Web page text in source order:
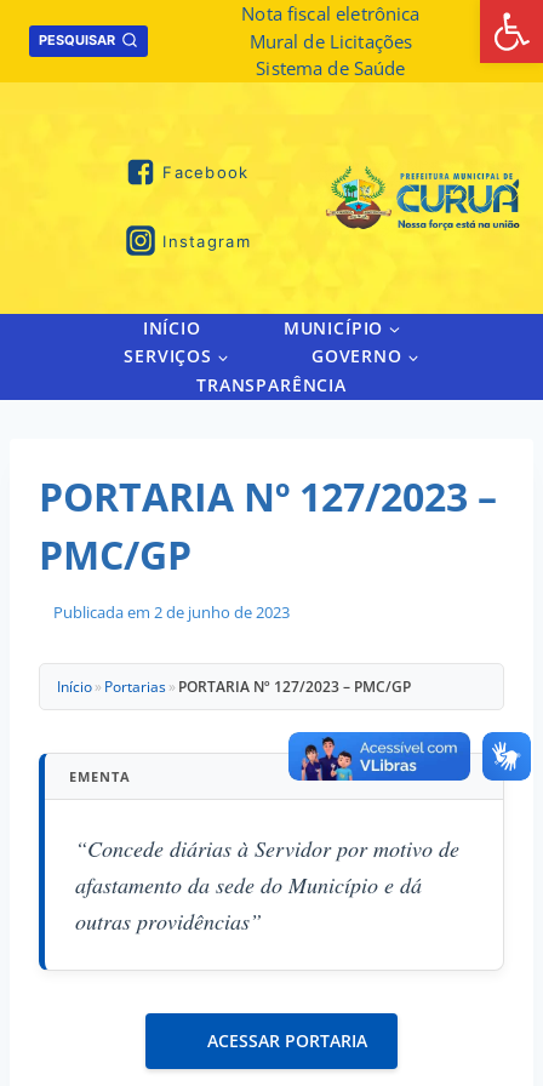
PESQUISAR
Nota fiscal eletrônica
Mural de Licitações
Sistema de Saúde
Facebook
Instagram
INÍCIO
MUNICÍPIO
SERVIÇOS
GOVERNO
TRANSPARÊNCIA
PORTARIA Nº 127/2023 –
PMC/GP
Publicada em 2 de junho de 2023
Início» Portarias» PORTARIA Nº 127/2023 – PMC/GP
EMENTA
“Concede diárias à Servidor por motivo de
afastamento da sede do Município e dá
outras providências”
ACESSAR PORTARIA